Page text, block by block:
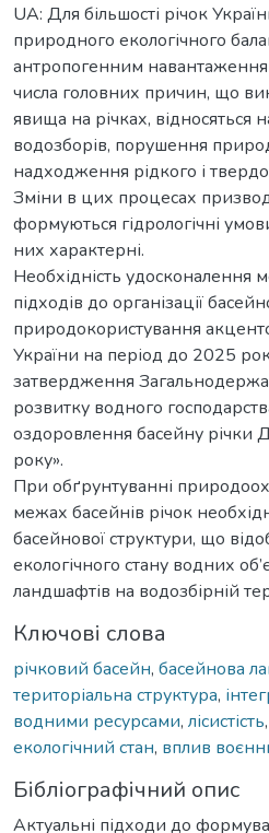
UA: Для більшості річок
природного екологічного
антропогенним
числа головних причин, що
явища на річках, відносяться
водозборів, порушення
надходження рідкого і
Зміни в цих процесах
формуються гідрологічні
них характерні.
Необхідність удосконалення
підходів до організації
природокористування
України на період до 2025
затвердження
розвитку водного
оздоровлення басейну річки
року».
При обґрунтуванні
межах басейнів річок
басейнової структури, що
екологічного стану водних
ландшафтів на водозбірній
Ключові слова
річковий басейн, басейнова
територіальна структура,
водними ресурсами, лісистість,
екологічний стан, вплив
Бібліографічний опис
Актуальні підходи до